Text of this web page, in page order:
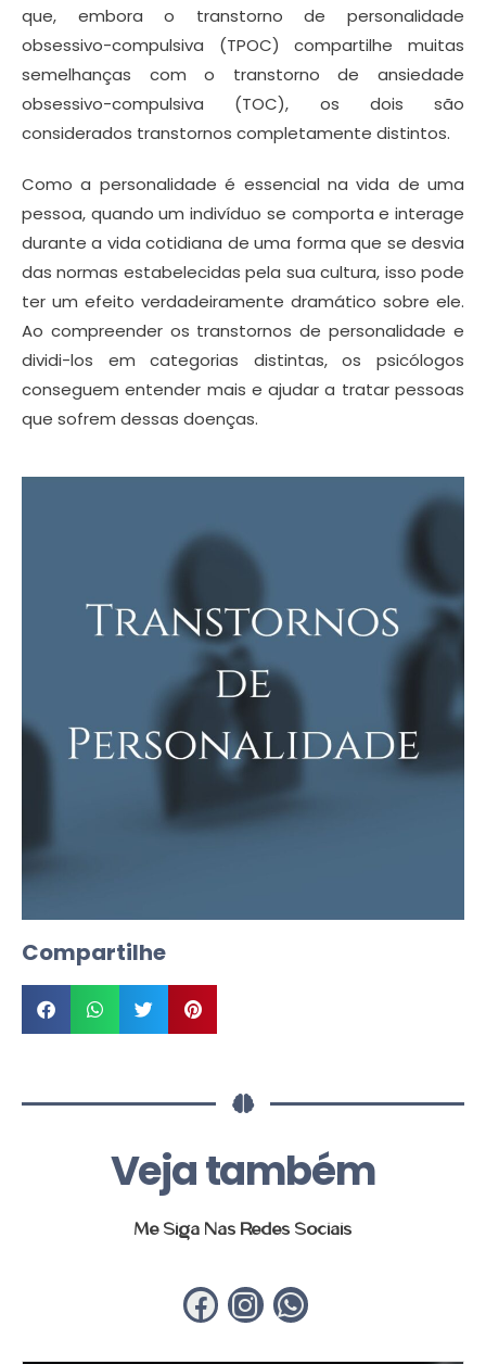
que, embora o transtorno de personalidade
obsessivo-compulsiva (TPOC) compartilhe muitas
semelhanças com o transtorno de ansiedade
obsessivo-compulsiva (TOC), os dois são
considerados transtornos completamente distintos.
Como a personalidade é essencial na vida de uma
pessoa, quando um indivíduo se comporta e interage
durante a vida cotidiana de uma forma que se desvia
das normas estabelecidas pela sua cultura, isso pode
ter um efeito verdadeiramente dramático sobre ele.
Ao compreender os transtornos de personalidade e
dividi-los em categorias distintas, os psicólogos
conseguem entender mais e ajudar a tratar pessoas
que sofrem dessas doenças.
Compartilhe
Veja também
Me Siga Nas Redes Sociais